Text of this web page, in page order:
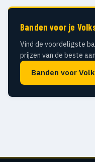
Banden voor je
Vind de voordeligste
prijzen van de beste
Banden voor